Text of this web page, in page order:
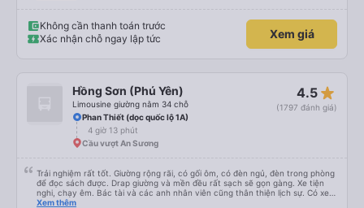
toán thành công nha.
Không cần thanh toán trước
Xác nhận chỗ ngay lập tức
Xem giá
Hồng Sơn (Phú Yên)
Limousine giường nằm 34 chỗ
4.5 star_rate
(1797 đánh giá)
Phan Thiết (dọc quốc lộ 1A)
4 giờ 13 phút
Cầu vượt An Sương
Trải nghiệm rất tốt. Giường rộng rãi, có gối ôm, có đèn ngủ, đèn trong phòng
để đọc sách được. Drap giường và mền đều rất sạch sẽ gọn gàng. Xe tiện
nghi, chạy êm. Bác tài và các anh nhân viên cũng thân thiện lịch sự. Có xe
trung chuyển về nội thành thành phố tuy hoà rất tiện. Giá vé hợp lý. Nói
Xem thêm